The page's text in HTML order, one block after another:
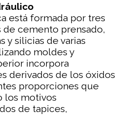
está formada por tres
de cemento prensado,
y silicias de varias
moldes y
incorpora
derivados de los óxidos
proporciones que
los motivos
de tapices,